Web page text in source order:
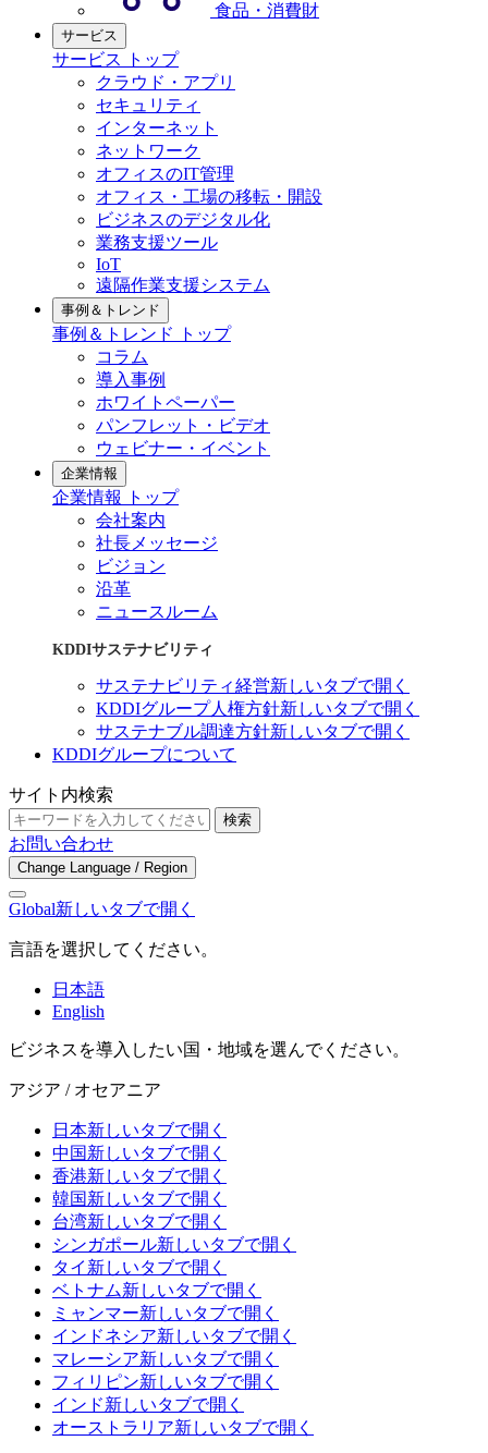
食品・消費財
サービス
サービス トップ
クラウド・アプリ
セキュリティ
インターネット
ネットワーク
オフィスのIT管理
オフィス・工場の移転・開設
ビジネスのデジタル化
業務支援ツール
IoT
遠隔作業支援システム
事例＆トレンド
事例＆トレンド トップ
コラム
導入事例
ホワイトペーパー
パンフレット・ビデオ
ウェビナー・イベント
企業情報
企業情報 トップ
会社案内
社長メッセージ
ビジョン
沿革
ニュースルーム
KDDIサステナビリティ
サステナビリティ経営新しいタブで開く
KDDIグループ人権方針新しいタブで開く
サステナブル調達方針新しいタブで開く
KDDIグループについて
サイト内検索
検索
お問い合わせ
Change Language / Region
Global新しいタブで開く
言語を選択してください。
日本語
English
ビジネスを導入したい国・地域を選んでください。
アジア / オセアニア
日本新しいタブで開く
中国新しいタブで開く
香港新しいタブで開く
韓国新しいタブで開く
台湾新しいタブで開く
シンガポール新しいタブで開く
タイ 新しいタブで開く
ベトナム新しいタブで開く
ミャンマー新しいタブで開く
インドネシア新しいタブで開く
マレーシア新しいタブで開く
フィリピン新しいタブで開く
インド新しいタブで開く
オーストラリア新しいタブで開く